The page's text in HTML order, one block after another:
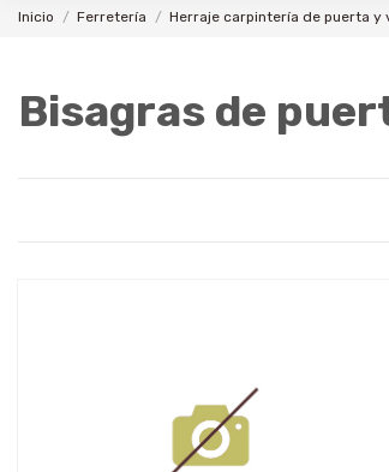
Inicio Ferretería Herraje carpintería de puerta y
Bisagras de